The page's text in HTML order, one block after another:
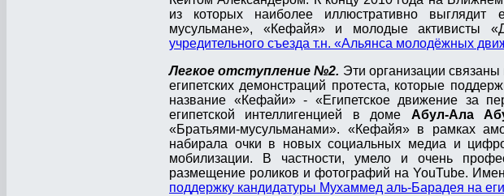
из которых наиболее иллюстративно выглядит
мусульмане», «Кефайя» и молодые активисты
учредительного съезда т.н. «Альянса молодёжных
Легкое отступление №2. Эти организации
египетских демонстраций протеста, которые
название «Кефайи» - «Египетское движение за
египетской интеллигенцией в доме Абул-Ала
«Братьями-мусульманами». «Кефайя» в рамках
набирала очки в новых социальных медиа и
мобилизации. В частности, умело и очень
размещение роликов и фотографий на YouTube.
поддержку кандидатуры Мухаммед аль-Барадея на